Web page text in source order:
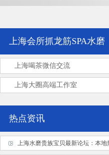
上海会所抓龙筋SPA水磨
上海喝茶微信交流
上海大圈高端工作室
热点资讯